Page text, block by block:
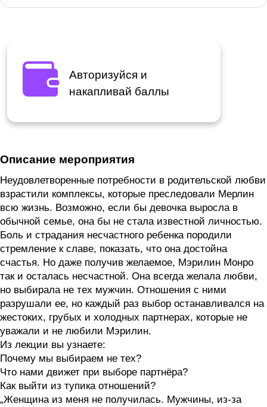
Авторизуйся и
накапливай баллы
Описание мероприятия
Неудовлетворенные потребности в родительской любви
взрастили комплексы, которые преследовали Мерлин
всю жизнь. Возможно, если бы девочка выросла в
обычной семье, она бы не стала известной личностью.
Боль и страдания несчастного ребенка породили
стремление к славе, показать, что она достойна
счастья. Но даже получив желаемое, Мэрилин Монро
так и осталась несчастной. Она всегда желала любви,
но выбирала не тех мужчин. Отношения с ними
разрушали ее, но каждый раз выбор останавливался на
жестоких, грубых и холодных партнерах, которые не
уважали и не любили Мэрилин.
Из лекции вы узнаете:
Почему мы выбираем не тех?
Что нами движет при выборе партнёра?
Как выйти из тупика отношений?
„Женщина из меня не получилась. Мужчины, из-за